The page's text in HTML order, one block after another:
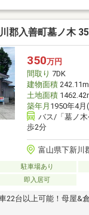
郡入善町墓ノ木
350万円
間取り 7DK
建物面積242.11m
土地面積
築年月 1950年4
バス/「墓ノ
歩2分
富山県下新川
駐車場あり
即入居可
22台以上可能！母屋&